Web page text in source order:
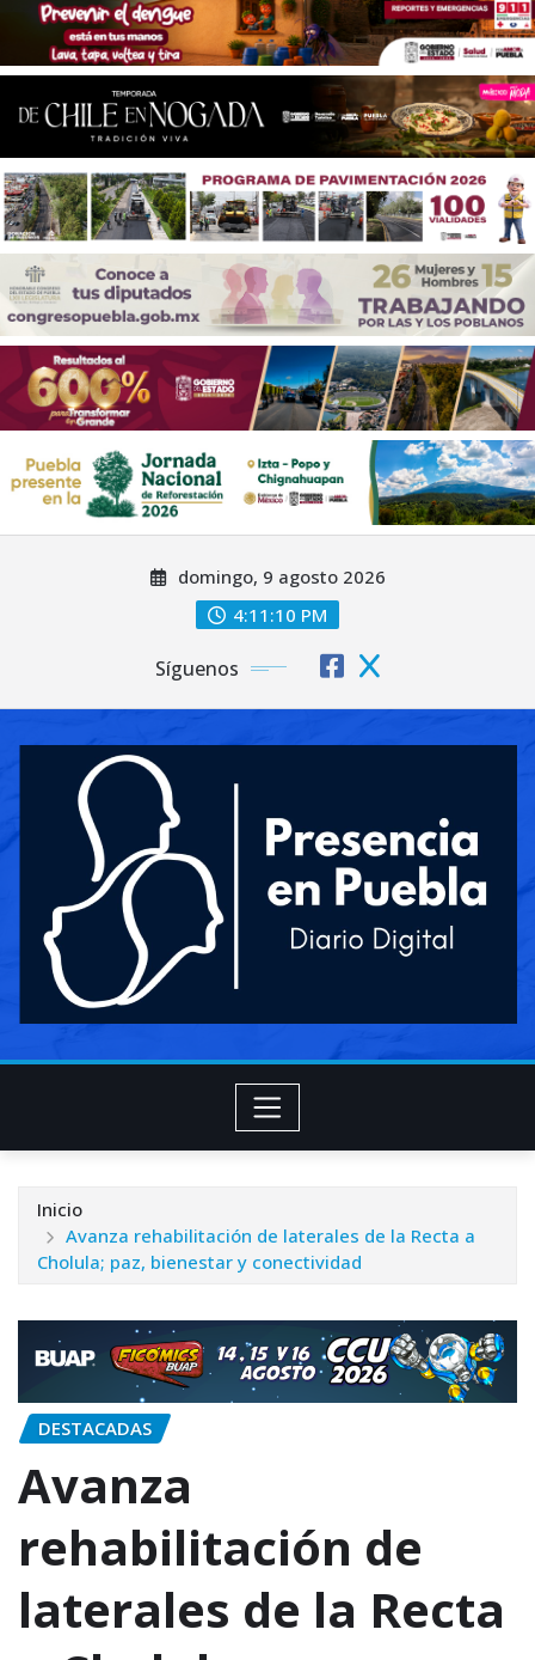
domingo, 9 agosto 2026
4:11:12 PM
Síguenos
Inicio
Avanza rehabilitación de laterales de la Recta a
Cholula; paz, bienestar y conectividad
DESTACADAS
Avanza
rehabilitación de
laterales de la Recta